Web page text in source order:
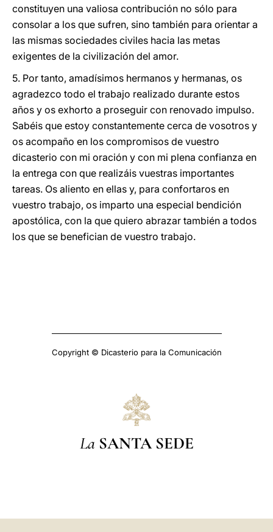
constituyen una valiosa contribución no sólo para
consolar a los que sufren, sino también para orientar a
las mismas sociedades civiles hacia las metas
exigentes de la civilización del amor.
5. Por tanto, amadísimos hermanos y hermanas, os
agradezco todo el trabajo realizado durante estos
años y os exhorto a proseguir con renovado impulso.
Sabéis que estoy constantemente cerca de vosotros y
os acompaño en los compromisos de vuestro
dicasterio con mi oración y con mi plena confianza en
la entrega con que realizáis vuestras importantes
tareas. Os aliento en ellas y, para confortaros en
vuestro trabajo, os imparto una especial bendición
apostólica, con la que quiero abrazar también a todos
los que se benefician de vuestro trabajo.
Copyright © Dicasterio para la Comunicación
La SANTA SEDE